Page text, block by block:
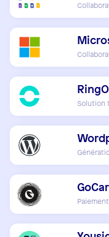
Solution
Paiement